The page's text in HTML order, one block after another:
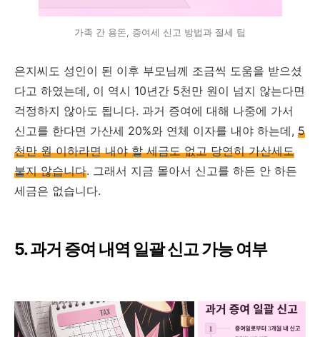
가족 간 용돈, 증여세 신고 방법과 절세 팁
은지씨도 성인이 된 이후 부모님께 조금씩 도움을 받으셨
다고 하였는데, 이 역시 10년간 5천만 원이 넘지 않는다면
걱정하지 않아도 됩니다. 과거 증여에 대해 나중에 가서
신고를 한다면 가산세 20%와 연체 이자를 내야 하는데, 5
천만 원 이하라면 내야 할 세금도 없고 당연히 가산세도
붙지 않습니다. 그래서 지금 몰아서 신고를 하든 안 하든
세금은 없습니다.
5. 과거 증여 내역 일괄 신고 가능 여부